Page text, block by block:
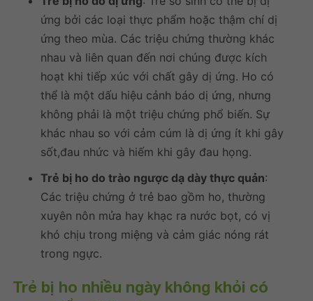
ứng bởi các loại thực phẩm hoặc thậm chí dị
ứng theo mùa. Các triệu chứng thường khác
nhau và liên quan đến nơi chúng được kích
hoạt khi tiếp xúc với chất gây dị ứng. Ho có
thể là một dấu hiệu cảnh báo dị ứng, nhưng
không phải là một triệu chứng phổ biến. Sự
khác nhau so với cảm cúm là dị ứng ít khi gây
sốt,đau nhức và hiếm khi gây đau họng.
Trẻ bị ho do trào ngược dạ dày thực quản:
Các triệu chứng ở trẻ bao gồm ho, thường
xuyên nôn mửa hay khạc ra nước bọt, có vị
khó chịu trong miệng và cảm giác nóng rát
trong ngực.
Trẻ bị ho nhiều ngày không khỏi có